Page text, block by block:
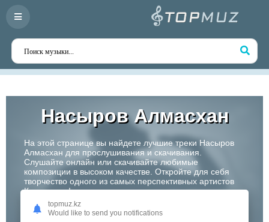
Насыров Алмасхан
На этой странице вы найдете лучшие треки Насыров
Алмасхан для прослушивания и скачивания.
Слушайте онлайн или скачивайте любимые
композиции в высоком качестве. Откройте для себя
творчество одного из самых перспективных артистов
Казахстана!
Слушать
topmuz.kz
Would like to send you notifications